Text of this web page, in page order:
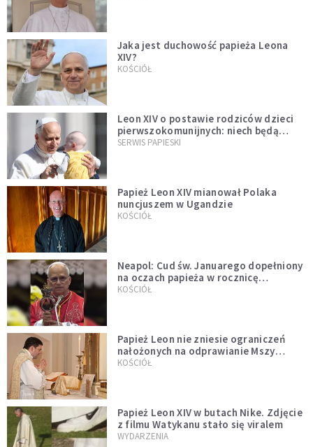
Jaka jest duchowość papieża Leona
XIV?
KOŚCIÓŁ
Leon XIV o postawie rodziców dzieci
pierwszokomunijnych: niech będą
przykładem
SERWIS PAPIESKI
Papież Leon XIV mianował Polaka
nuncjuszem w Ugandzie
KOŚCIÓŁ
Neapol: Cud św. Januarego dopełniony
na oczach papieża w rocznicę
pontyfikatu!
KOŚCIÓŁ
Papież Leon nie zniesie ograniczeń
nałożonych na odprawianie Mszy
trydenckiej. „Traditionis custodes”
KOŚCIÓŁ
Papież Leon XIV w butach Nike. Zdjęcie
z filmu Watykanu stało się viralem
WYDARZENIA